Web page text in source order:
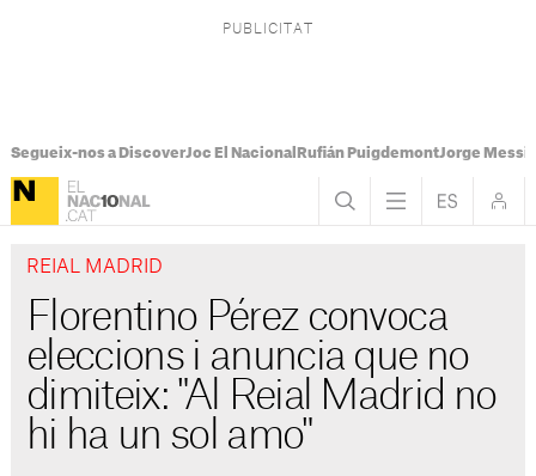
Segueix-nos a DiscoverJoc El Nacional Rufián PuigdemontJorge Messi
REIAL MADRID
Florentino Pérez convoca
eleccions i anuncia que no
dimiteix: "Al Reial Madrid no
hi ha un sol amo"